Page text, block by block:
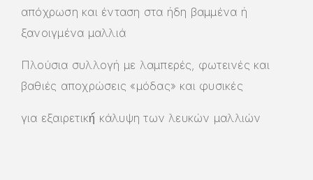
απόχρωση και ένταση στα ήδη βαμμένα ή
ξανοιγμένα μαλλιά
Πλούσια συλλογή με λαμπερές, φωτεινές και
βαθιές αποχρώσεις «μόδας» και φυσικές
για εξαιρετική́ κάλυψη των λευκών μαλλιών